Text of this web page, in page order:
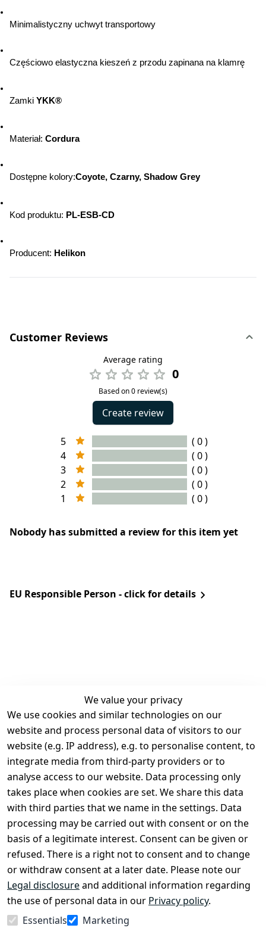
Minimalistyczny uchwyt transportowy
Częściowo elastyczna kieszeń z przodu zapinana na klamrę
Zamki YKK®
Materiał: Cordura
Dostępne kolory:Coyote, Czarny, Shadow Grey
Kod produktu: PL-ESB-CD
Producent: Helikon
Customer Reviews
Average rating
0
Based on 0 review(s)
Create review
5
( 0 )
4
( 0 )
3
( 0 )
2
( 0 )
1
( 0 )
Nobody has submitted a review for this item yet
EU Responsible Person - click for details
We value your privacy
We use cookies and similar technologies on our
website and process personal data of visitors to our
website (e.g. IP address), e.g. to personalise content, to
integrate media from third-party providers or to
analyse access to our website. Data processing only
takes place when cookies are set. We share this data
with third parties that we name in the settings. Data
processing may be carried out with consent or on the
basis of a legitimate interest. Consent can be given or
refused. There is a right not to consent and to change
or withdraw consent at a later date. Please note our
Legal disclosureand additional information regarding
the use of personal data in our Privacy policy.
Essentials
Marketing
Legal
Terms and
Conditions
Legal
disclosure
Privacy Policy
Declaration of
accessibility
Cancellation
rights
Contact
Register
Withdraw